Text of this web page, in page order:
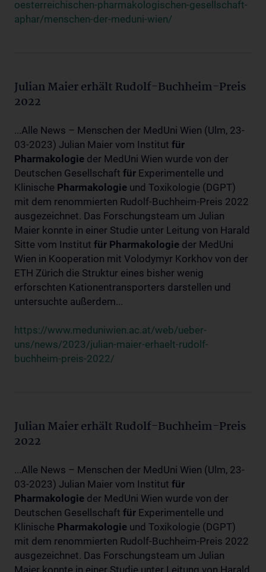
oesterreichischen-pharmakologischen-gesellschaft-
aphar/menschen-der-meduni-wien/
Julian Maier erhält Rudolf-Buchheim-Preis
2022
...Alle News – Menschen der MedUni Wien (Ulm, 23-
03-2023) Julian Maier vom Institut für
Pharmakologie der MedUni Wien wurde von der
Deutschen Gesellschaft für Experimentelle und
Klinische Pharmakologie und Toxikologie (DGPT)
mit dem renommierten Rudolf-Buchheim-Preis 2022
ausgezeichnet. Das Forschungsteam um Julian
Maier konnte in einer Studie unter Leitung von Harald
Sitte vom Institut für Pharmakologie der MedUni
Wien in Kooperation mit Volodymyr Korkhov von der
ETH Zürich die Struktur eines bisher wenig
erforschten Kationentransporters darstellen und
untersuchte außerdem...
https://www.meduniwien.ac.at/web/ueber-
uns/news/2023/julian-maier-erhaelt-rudolf-
buchheim-preis-2022/
Julian Maier erhält Rudolf-Buchheim-Preis
2022
...Alle News – Menschen der MedUni Wien (Ulm, 23-
03-2023) Julian Maier vom Institut für
Pharmakologie der MedUni Wien wurde von der
Deutschen Gesellschaft für Experimentelle und
Klinische Pharmakologie und Toxikologie (DGPT)
mit dem renommierten Rudolf-Buchheim-Preis 2022
ausgezeichnet. Das Forschungsteam um Julian
Maier konnte in einer Studie unter Leitung von Harald